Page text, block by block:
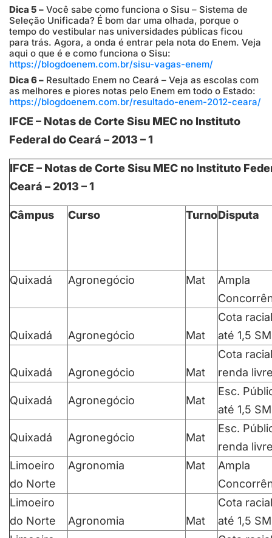
Dica 5 – Você sabe como funciona o Sisu – Sistema de
Seleção Unificada? É bom dar uma olhada, porque o
tempo do vestibular nas universidades públicas ficou
para trás. Agora, a onda é entrar pela nota do Enem. Veja
aqui o que é e como funciona o Sisu:
https://blogdoenem.com.br/sisu-vagas-enem/
Dica 6 – Resultado Enem no Ceará – Veja as escolas com
as melhores e piores notas pelo Enem em todo o Estado:
https://blogdoenem.com.br/resultado-enem-2012-ceara/
IFCE – Notas de Corte Sisu MEC no Instituto
Federal do Ceará – 2013 – 1
IFCE – Notas de Corte Sisu MEC no Instituto
Ceará – 2013 – 1
Câmpus Curso TurnoDisputa
Quixadá Agronegócio Mat
Ampla
Quixadá Agronegócio Mat
Cota racial
até 1,5 SM
Quixadá Agronegócio Mat
Cota racial
renda
Quixadá Agronegócio Mat
Esc.
até 1,5 SM
Quixadá Agronegócio Mat
Esc.
renda
Limoeiro
do Norte
Agronomia Mat
Ampla
Limoeiro
do Norte
Agronomia Mat
Cota racial
até 1,5 SM